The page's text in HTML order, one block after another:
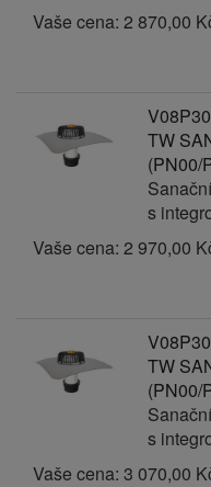
Vaše cena: 2 870,00
TW
(PN00/
s
Vaše cena: 2 970,00
TW
(PN00/
s
Vaše cena: 3 070,00